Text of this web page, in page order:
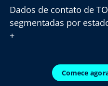
Dados de contato de
segmentadas por
+
Comece